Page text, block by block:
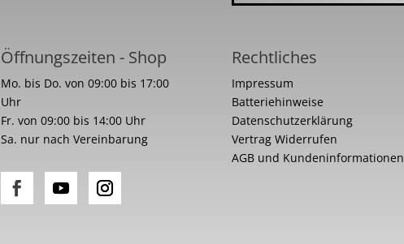
Öffnungszeiten - Shop
Mo. bis Do. von 09:00 bis 17:00
Uhr
Fr. von 09:00 bis 14:00 Uhr
Sa. nur nach Vereinbarung
Rechtliches
Impressum
Batteriehinweise
Datenschutzerklärung
Vertrag Widerrufen
AGB und Kundeninformationen